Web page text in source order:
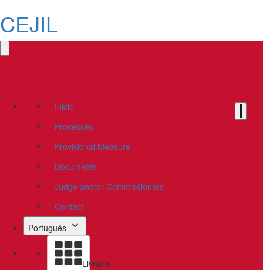
CEJIL
Inicio
Processes
Provisional Measure
Documents
Judge and/or Commissioners
Contact
Português
Livraria